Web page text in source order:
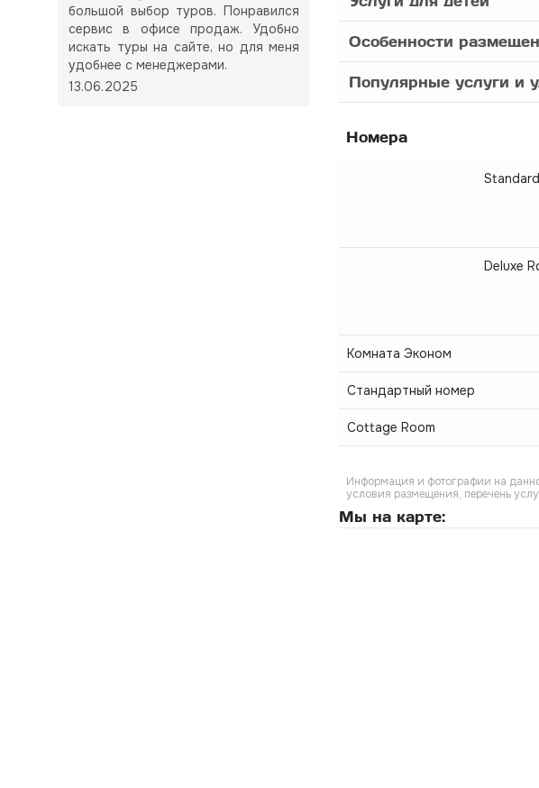
большой выбор туров. Понравился
сервис в офисе продаж. Удобно
искать туры на сайте, но для меня
удобнее с менеджерами.
13.06.2025
Особенности
Популярные услуги и
Номера
Deluxe
Комната Эконом
Стандартный номер
Cottage Room
Информация и фотографии на
условия размещения, перечень
Мы на карте: